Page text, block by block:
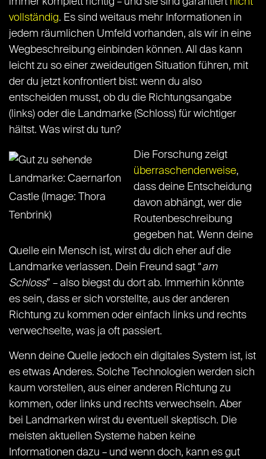
vollständig. Es sind weitaus mehr Informationen in
jedem räumlichen Umfeld vorhanden, als wir in eine
Wegbeschreibung einbinden können. All das kann
leicht zu so einer zweideutigen Situation führen, mit
der du jetzt konfrontiert bist: wenn du also
entscheiden musst, ob du die Richtungsangabe
(links) oder die Landmarke (Schloss) für wichtiger
hältst. Was wirst du tun?
Die Forschung zeigt
überraschenderweise,
dass deine Entscheidung
davon abhängt, wer die
Routenbeschreibung
gegeben hat. Wenn deine
Quelle ein Mensch ist, wirst du dich eher auf die
Landmarke verlassen. Dein Freund sagt “am
Schloss” – also biegst du dort ab. Immerhin könnte
es sein, dass er sich vorstellte, aus der anderen
Richtung zu kommen oder einfach links und rechts
verwechselte, was ja oft passiert.
Wenn deine Quelle jedoch ein digitales System ist, ist
es etwas Anderes. Solche Technologien werden sich
kaum vorstellen, aus einer anderen Richtung zu
kommen, oder links und rechts verwechseln. Aber
bei Landmarken wirst du eventuell skeptisch. Die
meisten aktuellen Systeme haben keine
Informationen dazu – und wenn doch, kann es gut